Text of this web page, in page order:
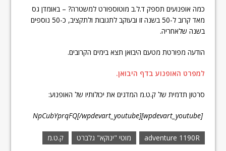
כמה אופנועים תספק ד.ל.ב מוטוספורט למשטרה? – באומדן גס
מאד קרוב ל-50 בשנה זו ובעוקב לתגובות ולתקציב, כ-50 נוספים
בשנה שלאחריה.
הודעה מפורטת מטעם היבואן תצא בימים הקרובים.
למפרט האופנוע בדף היבואן.
סרטון תדמית של ק.ט.מ המדגים את יכולותיו של האופנוע:
[wpdevart_youtube]NpCubYprqFQ[/wpdevart_youtube]
adventure 1190R מוטי "ינוקא" גלברט ק.ט.מ